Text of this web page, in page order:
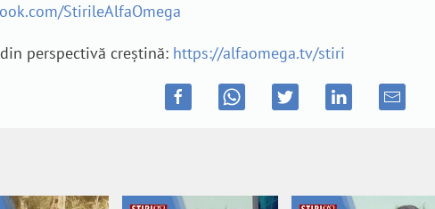
StirileAlfaOmega
perspectivă creștină: https://alfaomega.tv/stiri